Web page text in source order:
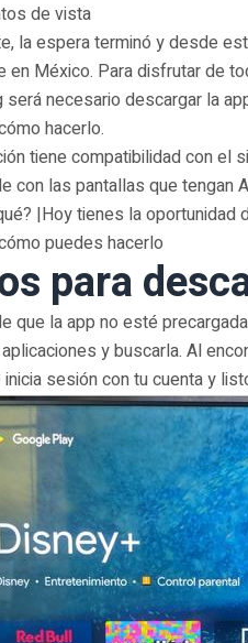
de vista
la espera terminó y desde
en México. Para disfrutar de
será necesario descargar la
hacerlo.
tiene compatibilidad con el
con las pantallas que tengan
|Hoy tienes la oportunidad
puedes hacerlo
para
que la app no esté
y buscarla. Al
sesión con tu cuenta y